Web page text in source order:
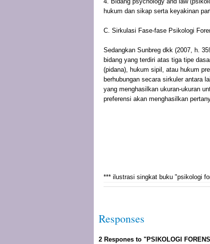
hukum dan sikap serta keyakinan
C. Sirkulasi Fase-fase Psikologi
Sedangkan Sunbreg dkk (2007, h.
bidang yang terdiri atas tiga tipe
(pidana), hukum sipil, atau hukum
berhubungan secara sirkuler antara
yang menghasilkan ukuran-ukuran
preferensi akan menghasilkan
*** ilustrasi singkat buku "psikologi
Responses
2 Respones to "PSIKOLOGI